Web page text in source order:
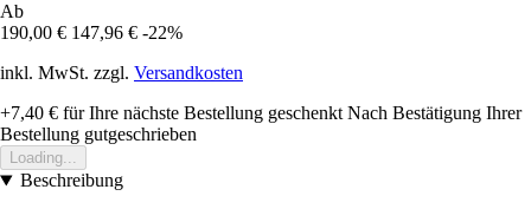
Ab
190,00 € 147,96 € -22%
inkl. MwSt. zzgl. Versandkosten
+7,40 € für Ihre nächste Bestellung geschenkt Nach Bestätigung Ihrer
Bestellung gutgeschrieben
Loading...
Beschreibung